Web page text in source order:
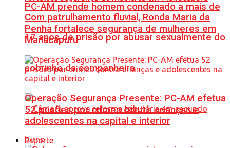
PC-AM prende homem condenado a mais de
17 anos de prisão por abusar sexualmente do
sobrinho da companheira
Com patrulhamento fluvial, Ronda Maria da
Penha fortalece segurança de mulheres em
Manacapuru
Operação Segurança Presente: PC-AM efetua
52 prisões por crimes contra crianças e
adolescentes na capital e interior
Esporte